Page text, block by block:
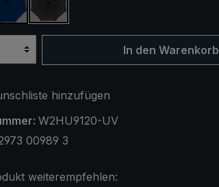
marineblauschwarz
In den Warenkorb
hinzufügen
W2HU9120-UV
00989 3
weiterempfehlen: